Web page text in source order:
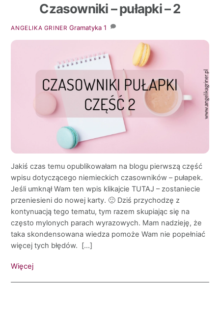
Czasowniki – pułapki – 2
ANGELIKA GRINER Gramatyka 1
Jakiś czas temu opublikowałam na blogu pierwszą część
wpisu dotyczącego niemieckich czasowników – pułapek.
Jeśli umknął Wam ten wpis klikajcie TUTAJ – zostaniecie
przeniesieni do nowej karty. 🙂 Dziś przychodzę z
kontynuacją tego tematu, tym razem skupiając się na
często mylonych parach wyrazowych. Mam nadzieję, że
taka skondensowana wiedza pomoże Wam nie popełniać
więcej tych błędów. […]
Więcej